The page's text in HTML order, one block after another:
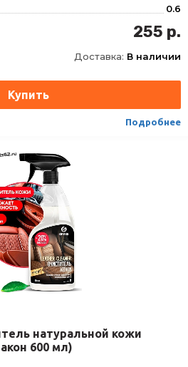
0.6
49x100x285 мм
Щелочной
готов к применению
да
255 р.
Доставка: В наличии
Подробнее
натуральной кожи
600 мл)